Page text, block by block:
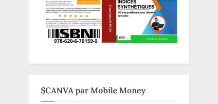
$CANVA par Mobile Money